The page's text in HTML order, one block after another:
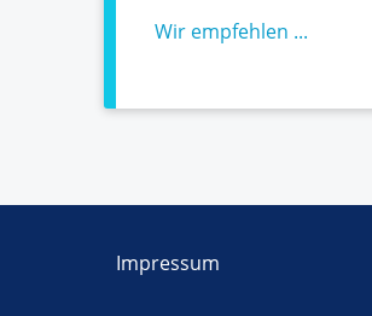
Wir empfehlen ...
Impressum